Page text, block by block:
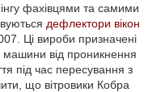
фахівцями та самими
дефлектори вікон
Ці вироби призначені
машини від проникнення
під час пересування з
що вітровики Кобра